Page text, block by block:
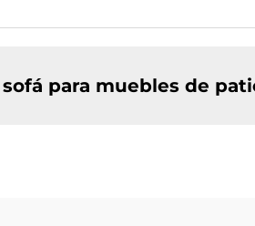
para muebles de